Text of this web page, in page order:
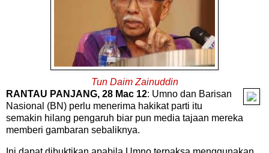
Tun Daim Zainuddin
RANTAU PANJANG, 28 Mac 12: Umno dan Barisan
Nasional (BN) perlu menerima hakikat parti itu
semakin hilang pengaruh biar pun media tajaan mereka
memberi gambaran sebaliknya.